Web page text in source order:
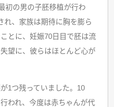
初の男の子胚移植が行わ
れ、家族は期待に胸を膨ら
とに、妊娠70日目で胚は流
望に、彼らはほとんど心が
1つ残っていました。10
われ、今度は赤ちゃんが代